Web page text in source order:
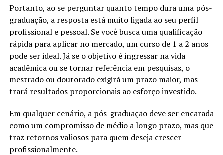
Portanto, ao se perguntar quanto tempo dura uma pós-
graduação, a resposta está muito ligada ao seu perfil
profissional e pessoal. Se você busca uma qualificação
rápida para aplicar no mercado, um curso de 1 a 2 anos
pode ser ideal. Já se o objetivo é ingressar na vida
acadêmica ou se tornar referência em pesquisas, o
mestrado ou doutorado exigirá um prazo maior, mas
trará resultados proporcionais ao esforço investido.
Em qualquer cenário, a pós-graduação deve ser encarada
como um compromisso de médio a longo prazo, mas que
traz retornos valiosos para quem deseja crescer
profissionalmente.